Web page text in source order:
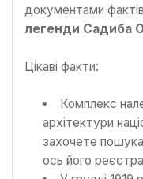
документами
легенди Садиба
Цікаві факти:
Комплекс
архітектури
захочете
ось його